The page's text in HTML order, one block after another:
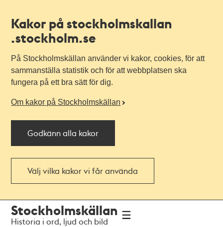
Kakor på stockholmskallan
.stockholm.se
På Stockholmskällan använder vi kakor, cookies, för att
sammanställa statistik och för att webbplatsen ska
fungera på ett bra sätt för dig.
Om kakor på Stockholmskällan
Godkänn alla kakor
Välj vilka kakor vi får använda
navigationen
huvudinnehållet
Stockholmskällan
Historia i ord, ljud och bild